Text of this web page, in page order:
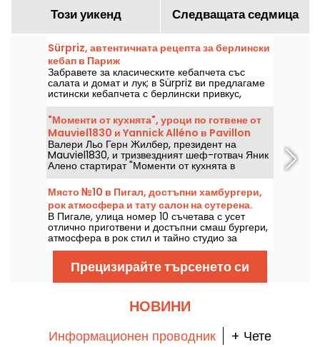
Този уикенд Следващата седмица
Sürpriz, автентичната рецепта за берлински
кебап в Париж
Забравете за класическите кебапчета със
салата и домат и лук; в Sürpriz ви предлагаме
истински кебапчета с берлински привкус,
пълни с пресни зеленчуци, перфектно
изпечено месо и домашно приготвени сосове.
Добри новини за жителите на Източен Париж: в
Бастилията току-що отвори врати нов адрес!
"Моменти от кухнята", уроци по готвене от
Mauviel1830 и Yannick Alléno в Pavillon
Ledoyen
Валери Льо Герн Жилбер, президент на
Mauviel1830, и тризвездният шеф-готвач Яник
Алено стартират "Моменти от кухнята в
Ledoyen", за да споделят знанията си за
продуктите и техниките на готвене с
кулинарните ентусиасти.
Място №10 в Пигал, достъпни хамбургери,
рок атмосфера и тату салон на сутерена.
В Пигале, улица номер 10 съчетава с усет
отлично приготвени и достъпни смаш бургери,
атмосфера в рок стил и тайно студио за
татуировки, вкопано в сутерена. Това е
оживено място, което те кара да искаш да се
връщаш отново!
Прецизирайте търсенето си
НОВИНИ
Информационен проводник + Чете